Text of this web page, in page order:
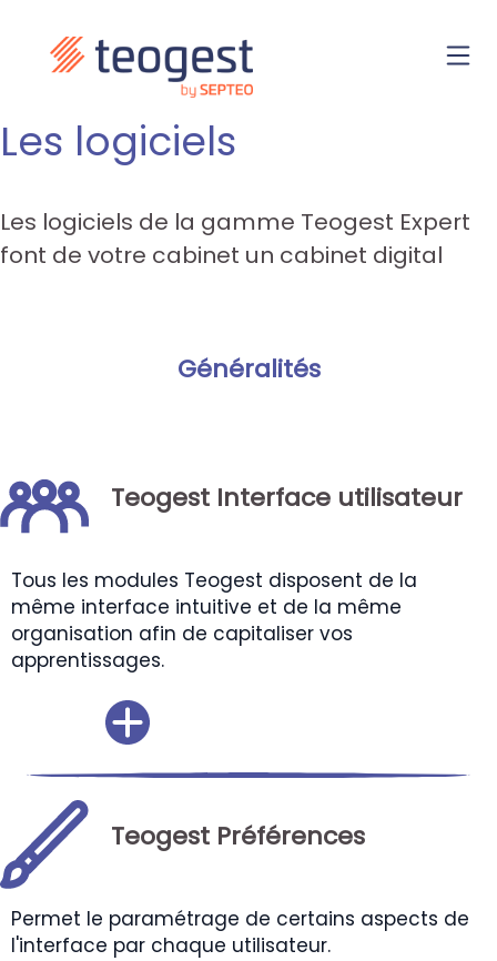
Les logiciels
Les logiciels de la gamme Teogest Expert
font de votre cabinet un cabinet digital
Généralités
Teogest Interface utilisateur
Tous les modules Teogest disposent de la
même interface intuitive et de la même
organisation afin de capitaliser vos
apprentissages.
Teogest Préférences
Permet le paramétrage de certains aspects de
l'interface par chaque utilisateur.